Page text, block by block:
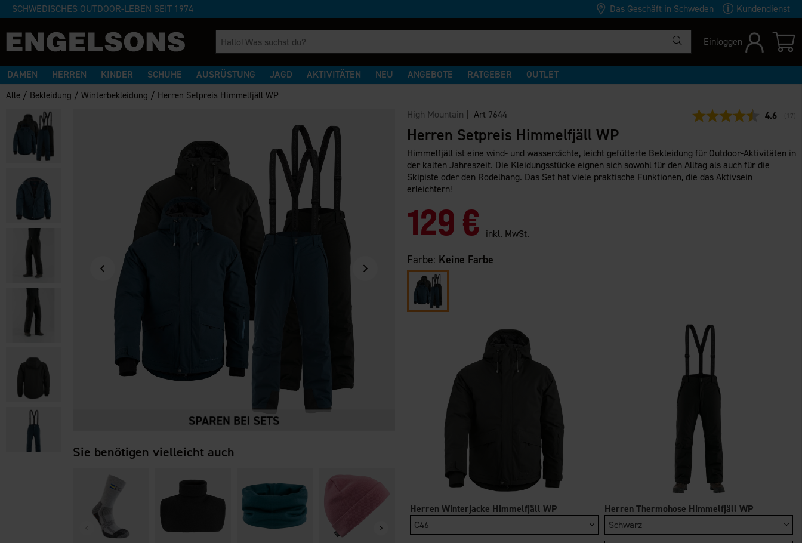
SCHWEDISCHES OUTDOOR-LEBEN SEIT 1974 Das Geschäft in Schweden Kundendienst
Einloggen
DAMEN HERREN KINDER SCHUHE AUSRÜSTUNG JAGD AKTIVITÄTEN NEU ANGEBOTE RATGEBER OUTLET
Alle / Bekleidung /Winterbekleidung / Herren Setpreis Himmelfjäll WP
Sie benötigen vielleicht auch
39 €
OrganoTex BioCare
14,95 € 22 €
OrganoTex Garment
26 €
High Mountain | Art 7644 4.6 ( 17
Herren Setpreis Himmelfjäll WP
Himmelfjäll ist eine wind- und wasserdichte, leicht gefütterte Bekleidung für Outdoor-Aktivitäten in
der kalten Jahreszeit. Die Kleidungsstücke eignen sich sowohl für den Alltag als auch für die
Skipiste oder den Rodelhang. Das Set hat viele praktische Funktionen, die das Aktivsein
erleichtern!
129 € inkl. MwSt.
Farbe: Keine Farbe
Herren Winterjacke Himmelfjäll WP
C46
Herren Thermohose Himmelfjäll WP
Schwarz